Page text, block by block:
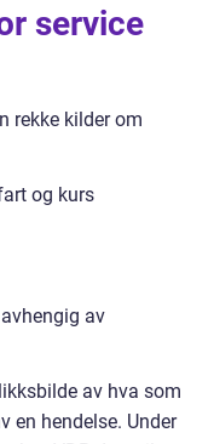
service
rekke kilder om
og kurs
av
av hva som
en hendelse. Under